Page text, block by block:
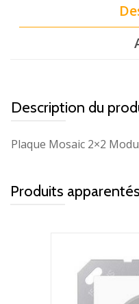
Description du
Plaque Mosaic 2×2
Produits apparentés